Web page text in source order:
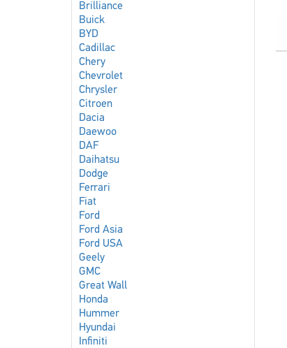
Brilliance
Buick
BYD
Cadillac
Chery
Chevrolet
Chrysler
Citroen
Dacia
Daewoo
DAF
Daihatsu
Dodge
Ferrari
Fiat
Ford
Ford Asia
Ford USA
Geely
GMC
Great Wall
Honda
Hummer
Hyundai
Infiniti